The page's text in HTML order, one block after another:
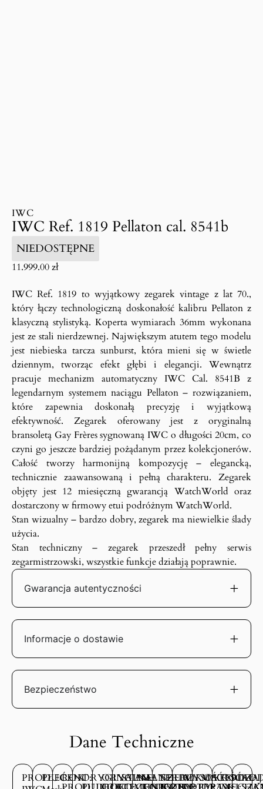
IWC
IWC Ref. 1819 Pellaton cal. 8541b
NIEDOSTĘPNE
11.999.00zł
IWC Ref. 1819 to wyjątkowy zegarek vintage z lat 70.,
który łączy technologiczną doskonałość kalibru Pellaton z
klasyczną stylistyką. Koperta wymiarach 36mm wykonana
jest ze stali nierdzewnej. Największym atutem tego modelu
jest niebieska tarcza sunburst, która mieni się w świetle
dziennym, tworząc efekt głębi i elegancji. Wewnątrz
pracuje mechanizm automatyczny IWC Cal. 8541B z
legendarnym systemem naciągu Pellaton – rozwiązaniem,
które zapewnia doskonałą precyzję i wyjątkową
efektywność. Zegarek oferowany jest z oryginalną
bransoletą Gay Frères sygnowaną IWC o długości 20cm, co
czyni go jeszcze bardziej pożądanym przez kolekcjonerów.
Całość tworzy harmonijną kompozycję – elegancką,
technicznie zaawansowaną i pełną charakteru. Zegarek
objęty jest 12 miesięczną gwarancją WatchWorld oraz
dostarczony w firmowy etui podróżnym WatchWorld.
Stan wizualny – bardzo dobry, zegarek ma niewielkie ślady
użycia.
Stan techniczny – zegarek przeszedł pełny serwis
zegarmistrzowski, wszystkie funkcje działają poprawnie.
Gwarancja autentyczności
Informacje o dostawie
Bezpieczeństwo
Dane Techniczne
PRODUCENT:
PŁEĆ:ROKORYGINALNE
ORYGINALNE
STANMATERIAŁ
SZEROKOŚĆ
WYSOKOŚĆ
MATERIAŁ
RODZAJ